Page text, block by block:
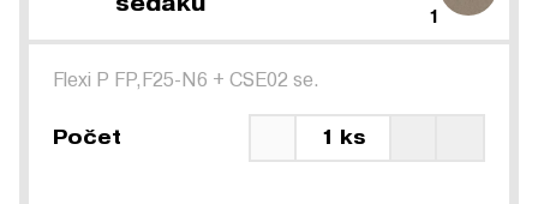
1
Flexi P FP,F25-N6 + CSE02 se.
Počet 1 ks